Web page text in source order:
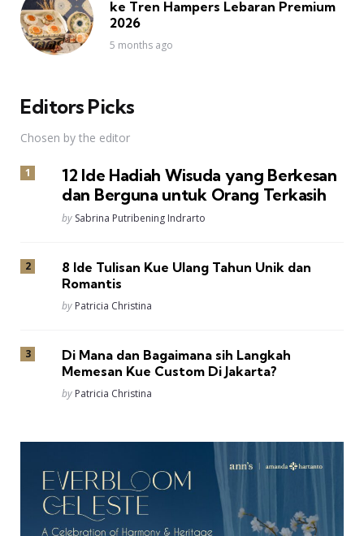
ke Tren Hampers Lebaran Premium
2026
5 months ago
Editors Picks
Chosen by the editor
12 Ide Hadiah Wisuda yang Berkesan
dan Berguna untuk Orang Terkasih
Posted
by Sabrina Putribening Indrarto
8 Ide Tulisan Kue Ulang Tahun Unik dan
Romantis
Posted
by Patricia Christina
Di Mana dan Bagaimana sih Langkah
Memesan Kue Custom Di Jakarta?
Posted
by Patricia Christina